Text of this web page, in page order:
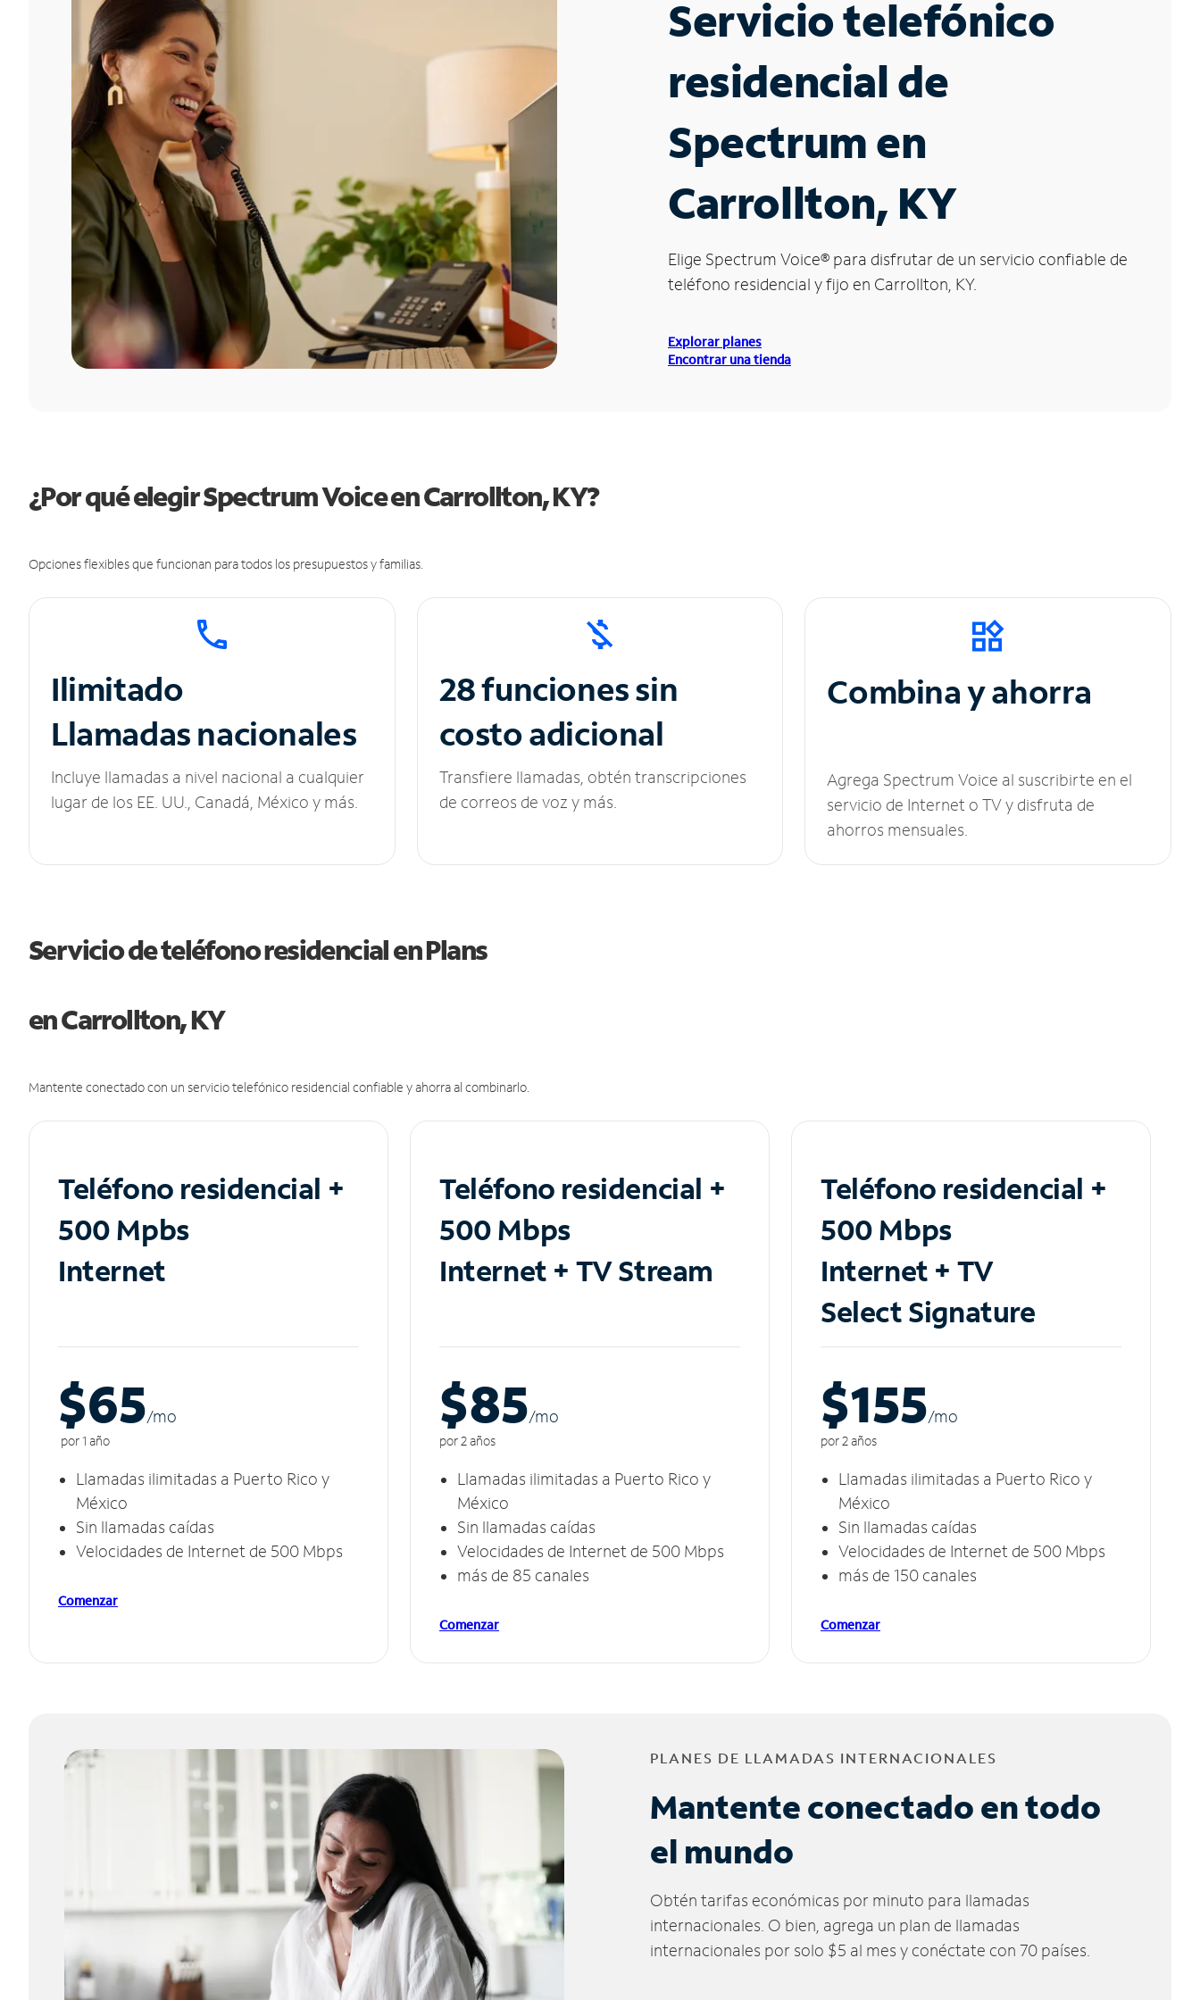
Servicio telefónico
residencial de
Spectrum en
Carrollton, KY
Elige Spectrum Voice® para disfrutar de un servicio confiable de
teléfono residencial y fijo en Carrollton, KY.
Explorar planes
Encontrar una tienda
¿Por qué elegir Spectrum Voice en Carrollton, KY?
Opciones flexibles que funcionan para todos los presupuestos y familias.
Ilimitado
Llamadas nacionales
Incluye llamadas a nivel nacional a cualquier
lugar de los EE. UU., Canadá, México y más.
28 funciones sin
costo adicional
Transfiere llamadas, obtén transcripciones
de correos de voz y más.
Combina y ahorra
Agrega Spectrum Voice al suscribirte en el
servicio de Internet o TV y disfruta de
ahorros mensuales.
Servicio de teléfono residencial en Plans
en Carrollton, KY
Mantente conectado con un servicio telefónico residencial confiable y ahorra al combinarlo.
Teléfono residencial +
500 Mpbs
Internet
$65/mo
por 1 año
Llamadas ilimitadas a Puerto Rico y
México
Sin llamadas caídas
Velocidades de Internet de 500 Mbps
Comenzar
Teléfono residencial +
500 Mbps
Internet + TV Stream
$85/mo
por 2 años
Llamadas ilimitadas a Puerto Rico y
México
Sin llamadas caídas
Velocidades de Internet de 500 Mbps
más de 85 canales
Comenzar
Teléfono residencial +
500 Mbps
Internet + TV
Select Signature
$155/mo
por 2 años
Llamadas ilimitadas a Puerto Rico y
México
Sin llamadas caídas
Velocidades de Internet de 500 Mbps
más de 150 canales
Comenzar
PLANES DE LLAMADAS INTERNACIONALES
Mantente conectado en todo
el mundo
Obtén tarifas económicas por minuto para llamadas
internacionales. O bien, agrega un plan de llamadas
internacionales por solo $5 al mes y conéctate con 70 países.